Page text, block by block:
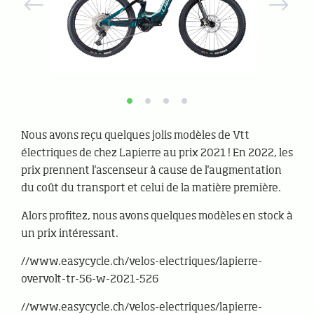
Nous avons reçu quelques jolis modèles de Vtt
électriques de chez Lapierre au prix 2021 ! En 2022, les
prix prennent l'ascenseur à cause de l'augmentation
du coût du transport et celui de la matière première.
Alors profitez, nous avons quelques modèles en stock à
un prix intéressant.
//www.easycycle.ch/velos-electriques/lapierre-
overvolt-tr-56-w-2021-526
//www.easycycle.ch/velos-electriques/lapierre-